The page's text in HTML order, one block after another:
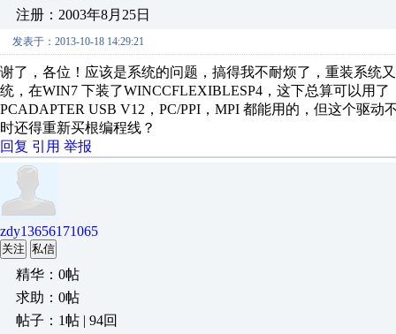
注册：2003年8月25日
发表于：2013-10-18 14:29:21
谢了，各位！应该是系统的问题，搞得我不耐烦了，重装系统
统，在WIN7 下装了WINCCFLEXIBLESP4，这下总算可以用
PCADAPTER USB V12，PC/PPI，MPI 都能用的，但这个驱
时还得重新买根编程线？
回复 引用 举报
zdy13656171065
关注 私信
精华：0帖
求助：0帖
帖子：1帖 | 94回